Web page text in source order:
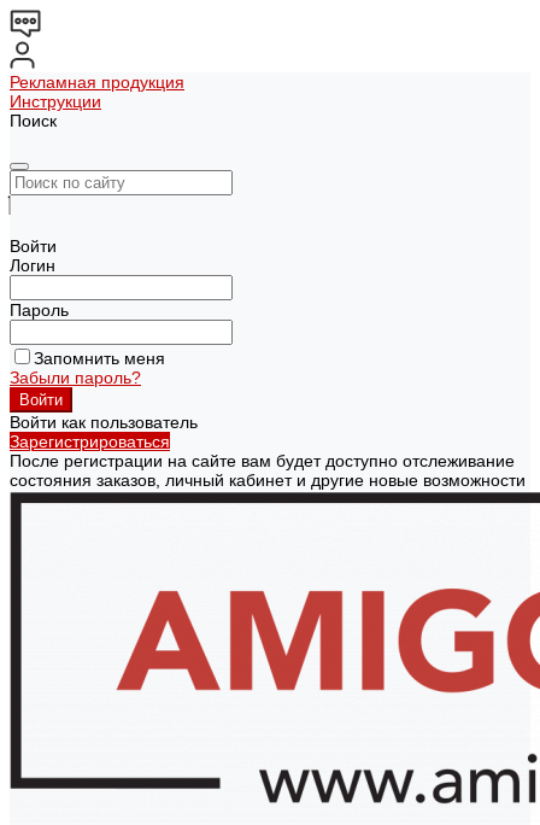
Рекламная продукция
Инструкции
Поиск
Войти
Логин
Пароль
Запомнить меня
Забыли пароль?
Войти как пользователь
Зарегистрироваться
После регистрации на сайте вам будет доступно отслеживание
состояния заказов, личный кабинет и другие новые возможности